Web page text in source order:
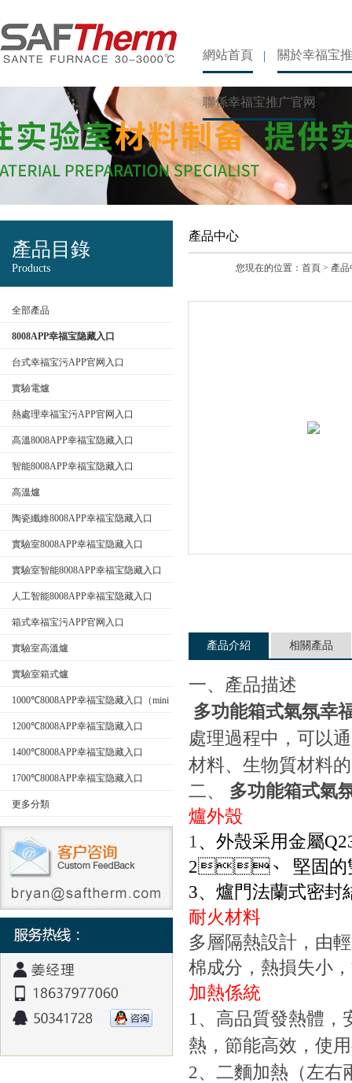
網站首頁 關於幸福宝
聯係幸福宝推广官网
產品目錄
Products
全部產品
8008APP幸福宝隐藏入口
台式幸福宝污APP官网入口
實驗電爐
熱處理幸福宝污APP官网入口
高溫8008APP幸福宝隐藏入口
智能8008APP幸福宝隐藏入口
高溫爐
陶瓷纖維8008APP幸福宝隐藏入口
實驗室8008APP幸福宝隐藏入口
實驗室智能8008APP幸福宝隐藏入口
人工智能8008APP幸福宝隐藏入口
箱式幸福宝污APP官网入口
實驗室高溫爐
實驗室箱式爐
1000℃8008APP幸福宝隐藏入口（mini
型）1200℃8008APP幸福宝隐藏入口
1400℃8008APP幸福宝隐藏入口
1700℃8008APP幸福宝隐藏入口
更多分類
產品中心
您現在的位置： 首頁 > 產品
產品介紹 相關產品
一、產品描述
多功能箱式氣氛幸
處理過程中，可以通
材料、生物質材料
二、
多功能箱式氣
爐外殼
1、外殼采用金屬
2、
堅固的
3、爐門法蘭式密
耐火材料
多層隔熱設計，由
棉成分，熱損失小
加熱係統
1、高品質發熱體，
熱，節能高效，
2、二麵加熱（左右